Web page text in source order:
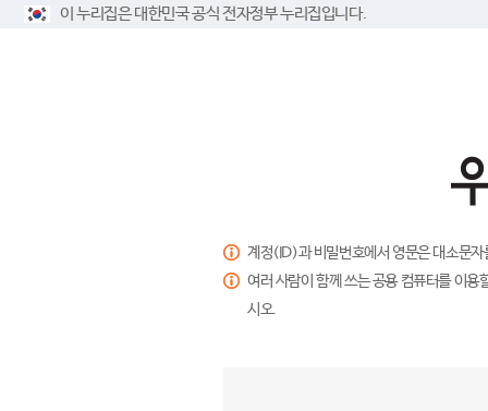
이 누리집은 대한민국 공식 전자정부 누리집입니다.
계정(ID)과 비밀번호에서 영문은 대소문
여러 사람이 함께 쓰는 공용 컴퓨터를 이
시오.